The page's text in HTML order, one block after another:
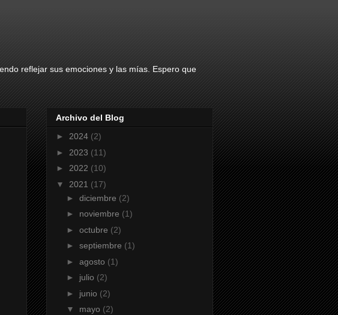
reflejar sus emociones y las mías. Espero que
Archivo del Blog
► 2024 (2)
► 2023 (11)
► 2022 (10)
▼ 2021 (17)
► diciembre (2)
► noviembre (1)
► octubre (2)
► septiembre (1)
► agosto (1)
► julio (2)
► junio (2)
▼ mayo (2)